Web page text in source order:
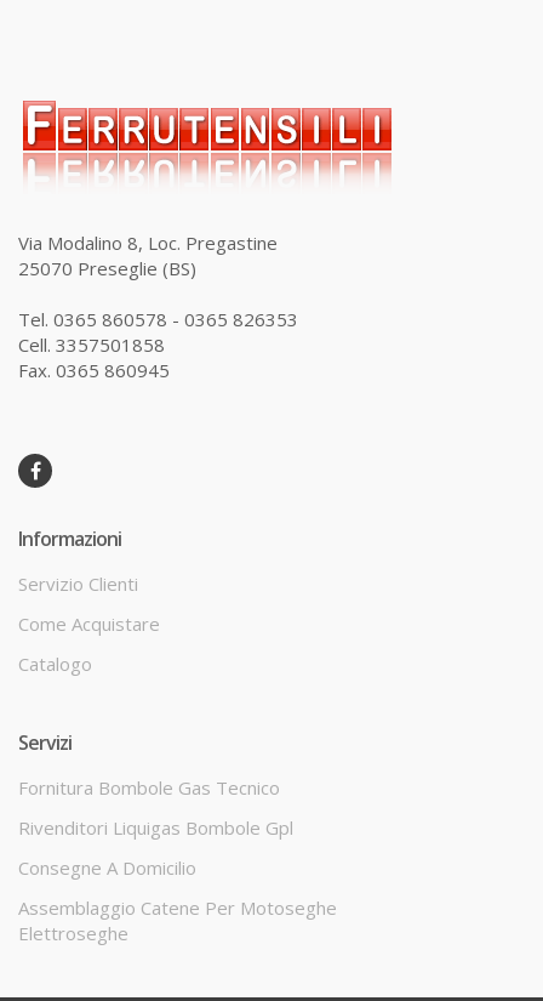
Via Modalino 8, Loc. Pregastine
25070 Preseglie (BS)
Tel. 0365 860578 - 0365 826353
Cell. 3357501858
Fax. 0365 860945
Informazioni
Servizio Clienti
Come Acquistare
Catalogo
Servizi
Fornitura Bombole Gas Tecnico
Rivenditori Liquigas Bombole Gpl
Consegne A Domicilio
Assemblaggio Catene Per Motoseghe
Elettroseghe